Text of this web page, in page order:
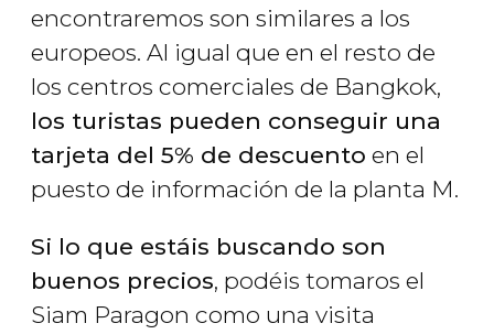
encontraremos son similares a los
europeos. Al igual que en el resto de
los centros comerciales de Bangkok,
los turistas pueden conseguir una
tarjeta del 5% de descuento en el
puesto de información de la planta M.
Si lo que estáis buscando son
buenos precios, podéis tomaros el
Siam Paragon como una visita